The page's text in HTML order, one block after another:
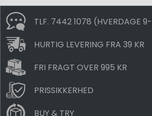
TLF. 7442 1078 (HVERDAGE
HURTIG LEVERING FRA 39 KR
FRI FRAGT OVER 995 KR
PRISSIKKERHED
BUY & TRY